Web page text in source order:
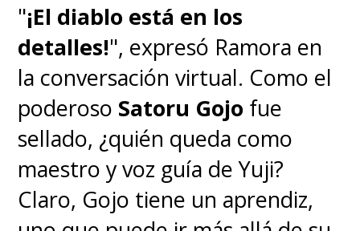
porque toda la saga de
Marineford tenía como fin
rescatar a "Puño de Fuego", y
luego nos golpean con fuerza
sus últimas palabras,
agradeciendo a todos por
haber querido a este "bueno
"¡El diablo está en los
detalles!", expresó Ramora en
la conversación virtual. Como el
poderoso Satoru Gojo fue
sellado, ¿quién queda como
maestro y voz guía de Yuji?
Claro, Gojo tiene un aprendiz,